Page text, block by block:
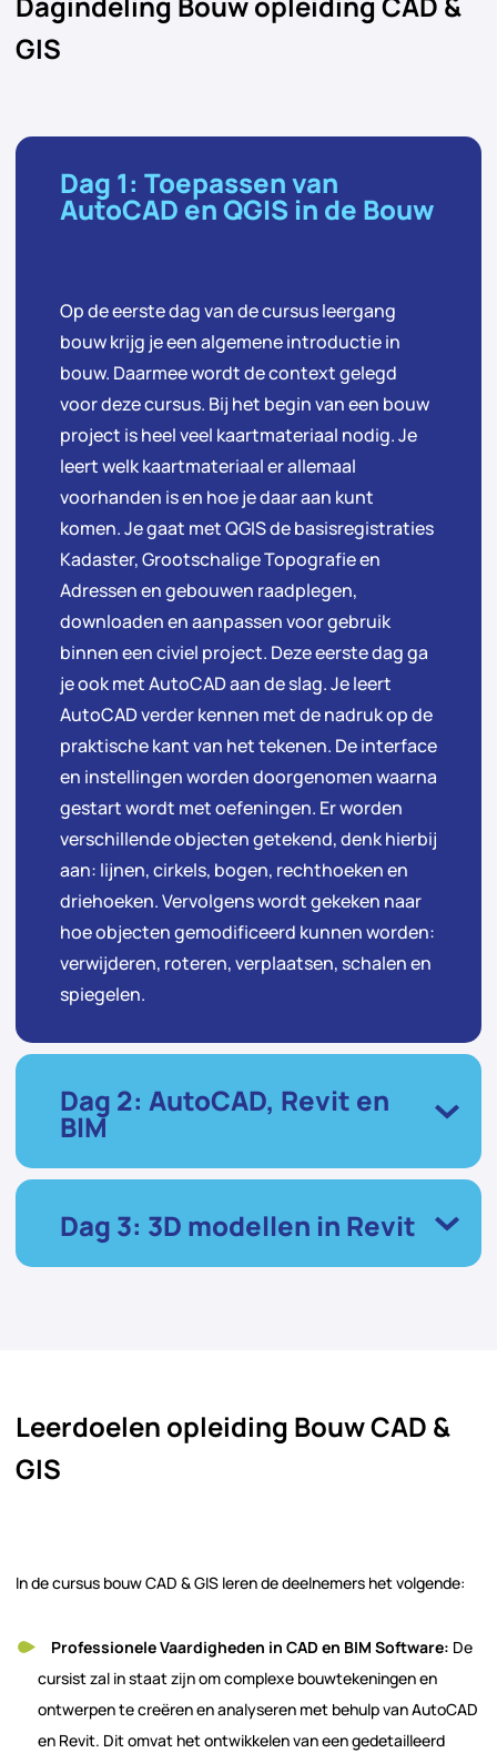
GIS
Dag 1: Toepassen van
AutoCAD en QGIS in de Bouw
Op de eerste dag van de cursus leergang
bouw krijg je een algemene introductie in
bouw. Daarmee wordt de context gelegd
voor deze cursus. Bij het begin van een bouw
project is heel veel kaartmateriaal nodig. Je
leert welk kaartmateriaal er allemaal
voorhanden is en hoe je daar aan kunt
komen. Je gaat met QGIS de basisregistraties
Kadaster, Grootschalige Topografie en
Adressen en gebouwen raadplegen,
downloaden en aanpassen voor gebruik
binnen een civiel project. Deze eerste dag ga
je ook met AutoCAD aan de slag. Je leert
AutoCAD verder kennen met de nadruk op de
praktische kant van het tekenen. De interface
en instellingen worden doorgenomen waarna
gestart wordt met oefeningen. Er worden
verschillende objecten getekend, denk hierbij
aan: lijnen, cirkels, bogen, rechthoeken en
driehoeken. Vervolgens wordt gekeken naar
hoe objecten gemodificeerd kunnen worden:
verwijderen, roteren, verplaatsen, schalen en
spiegelen.
Dag 2: AutoCAD, Revit en
BIM
Dag 3: 3D modellen in Revit
Leerdoelen opleiding Bouw CAD &
GIS
In de cursus bouw CAD & GIS leren de deelnemers het volgende:
Professionele Vaardigheden in CAD en BIM Software: De
cursist zal in staat zijn om complexe bouwtekeningen en
ontwerpen te creëren en analyseren met behulp van AutoCAD
en Revit. Dit omvat het ontwikkelen van een gedetailleerd